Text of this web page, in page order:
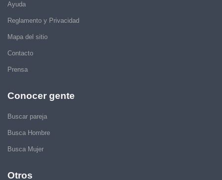
Ayuda
Reglamento y Privacidad
Mapa del sitio
Contacto
Prensa
Conocer gente
Buscar pareja
Busca Hombre
Busca Mujer
Otros